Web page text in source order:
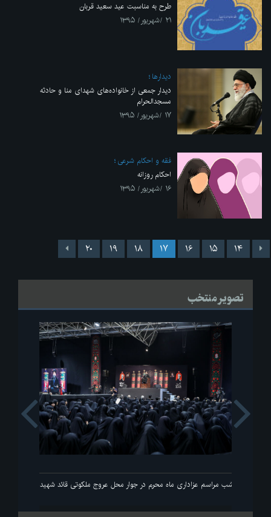
طرح به مناسبت عید سعید قربان
۲۱ /شهریور/ ۱۳۹۵
ديدارها
دیدار جمعی از خانواده‌های شهدای منا و حادثه
مسجدالحرام
۱۷ /شهریور/ ۱۳۹۵
فقه و احکام شرعی
احکام روزانه
۱۶ /شهریور/ ۱۳۹۵
۱۴ ۱۵ ۱۶ ۱۷ ۱۸ ۱۹ ۲۰
تصویر منتخب
اولین شب مراسم عزاداری ماه محرم در جوار محل عروج ملکوتی قائد شهید انقلاب
Next